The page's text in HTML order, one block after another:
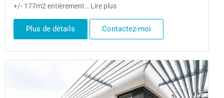
+/- 177m2 entièrement… Lire plus
Plus de détails Contactez-moi